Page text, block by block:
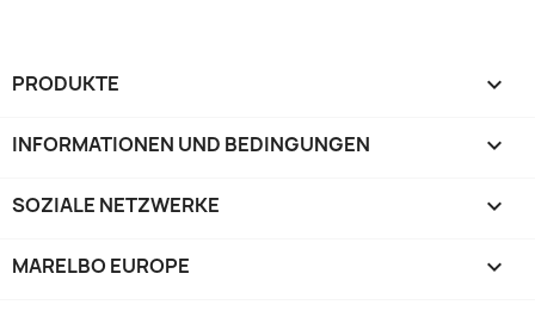
PRODUKTE 
INFORMATIONEN UND BEDINGUNGEN 
SOZIALE NETZWERKE 
MARELBO EUROPE 